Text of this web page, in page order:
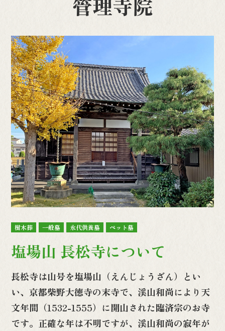
樹木葬 一般墓 永代供養墓 ペット墓
塩場山 長松寺について
長松寺は山号を塩場山（えんじょうざん）とい
い、京都柴野大徳寺の末寺で、渓山和尚により天
文年間（1532-1555）に開山された臨済宗のお寺
です。正確な年は不明ですが、渓山和尚の寂年が